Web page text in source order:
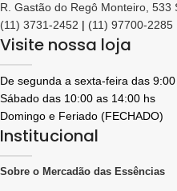
R. Gastão do Regô Monteiro, 533
(11) 3731-2452 | (11) 97700-2285
Visite nossa loja
De segunda a sexta-feira das
Sábado das 10:00 as 14:00 hs
Domingo e Feriado (FECHADO)
Institucional
Sobre o Mercadão das Essências